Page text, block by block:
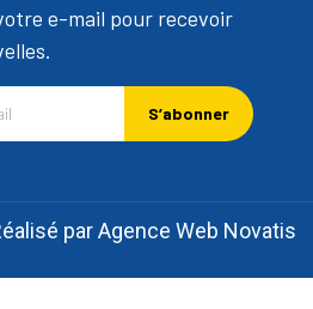
e-mail pour recevoir
S’abonner
parAgence Web Novatis